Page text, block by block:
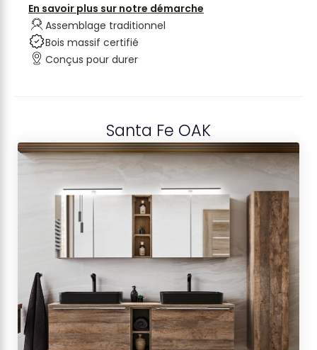
En savoir plus sur notre démarche
Assemblage traditionnel
Bois massif certifié
Conçus pour durer
Santa Fe OAK